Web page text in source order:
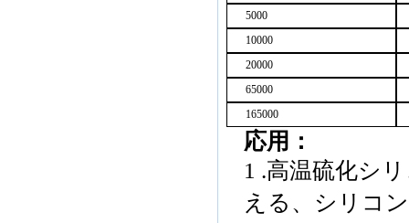
5000
10000
20000
65000
165000
応用 ：
1 .高温硫化シ
える 、 シリコン